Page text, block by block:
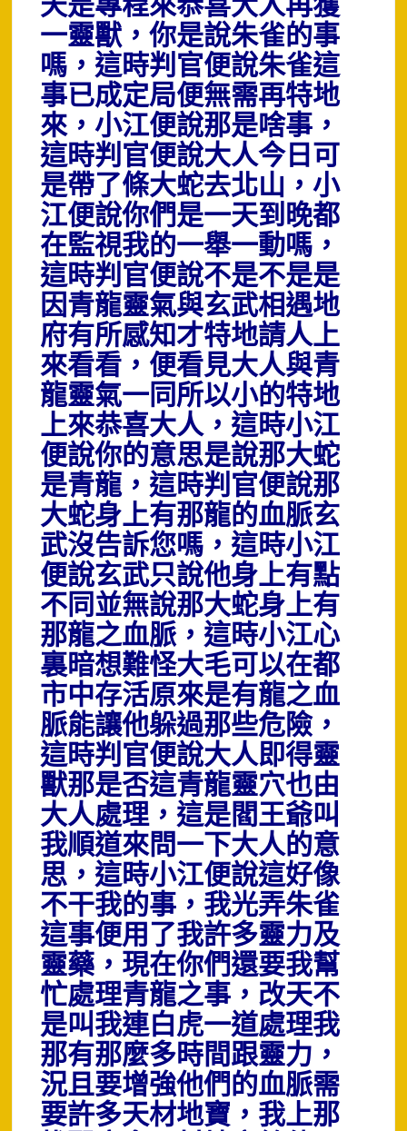
一靈獸，你是說朱雀的事
嗎，這時判官便說朱雀這
事已成定局便無需再特地
來，小江便說那是啥事，
這時判官便說大人今日可
是帶了條大蛇去北山，小
江便說你們是一天到晚都
在監視我的一舉一動嗎，
這時判官便說不是不是是
因青龍靈氣與玄武相遇地
府有所感知才特地請人上
來看看，便看見大人與青
龍靈氣一同所以小的特地
上來恭喜大人，這時小江
便說你的意思是說那大蛇
是青龍，這時判官便說那
大蛇身上有那龍的血脈玄
武沒告訴您嗎，這時小江
便說玄武只說他身上有點
不同並無說那大蛇身上有
那龍之血脈，這時小江心
裏暗想難怪大毛可以在都
市中存活原來是有龍之血
脈能讓他躲過那些危險，
這時判官便說大人即得靈
獸那是否這青龍靈穴也由
大人處理，這是閻王爺叫
我順道來問一下大人的意
思，這時小江便說這好像
不干我的事，我光弄朱雀
這事便用了我許多靈力及
靈藥，現在你們還要我幫
忙處理青龍之事，改天不
是叫我連白虎一道處理我
那有那麼多時間跟靈力，
況且要增強他們的血脈需
要許多天材地寶，我上那